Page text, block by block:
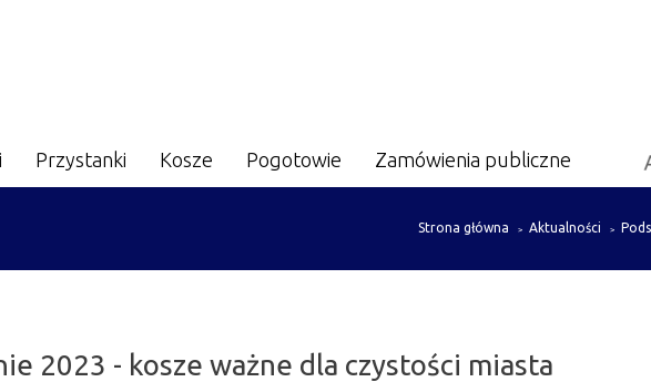
Przystanki Kosze Pogotowie Zamówienia publiczne
Strona główna Aktualności
2023 - kosze ważne dla czystości miasta